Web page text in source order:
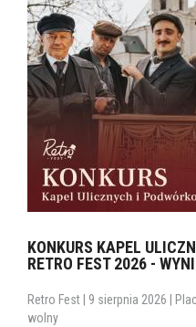
KONKURS KAPEL
RETRO FEST 2026 -
Retro Fest | 9 sierpnia 2026 |
wolny